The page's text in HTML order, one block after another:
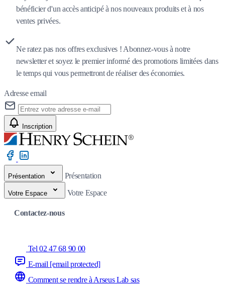
bénéficier d'un accès anticipé à nos nouveaux produits et à nos
ventes privées.
Ne ratez pas nos offres exclusives ! Abonnez-vous à notre
newsletter et soyez le premier informé des promotions limitées dans
le temps qui vous permettront de réaliser des économies.
Adresse email
Inscription
Présentation Présentation
Votre Espace Votre Espace
Contactez-nous
Tel 02 47 68 90 00
E-mail [email protected]
Comment se rendre à Arseus Lab sas